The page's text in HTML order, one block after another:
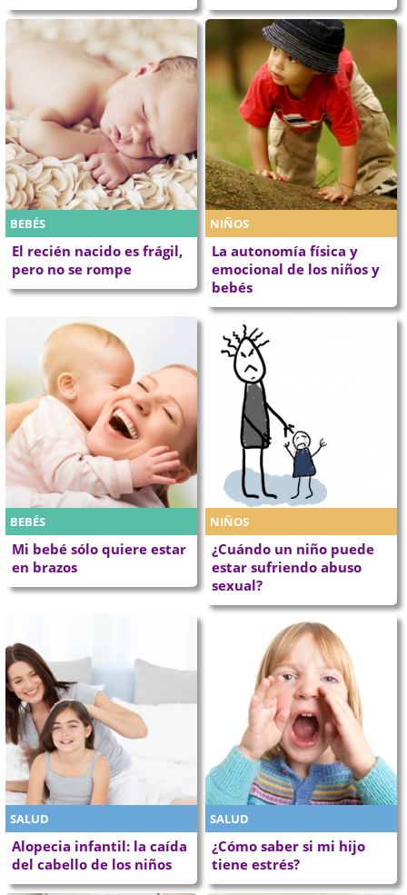
BEBÉS
El recién nacido es frágil,
pero no se rompe
NIÑOS
La autonomía física y
emocional de los niños y
bebés
BEBÉS
Mi bebé sólo quiere estar
en brazos
NIÑOS
¿Cuándo un niño puede
estar sufriendo abuso
sexual?
SALUD
Alopecia infantil: la caída
del cabello de los niños
SALUD
¿Cómo saber si mi hijo
tiene estrés?